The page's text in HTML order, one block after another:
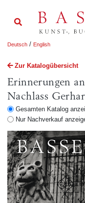
Deutsch / English
Zur Katalogübersicht
Erinnerungen
Nachlass
Gesamten Katalog
Nur Nachverkauf